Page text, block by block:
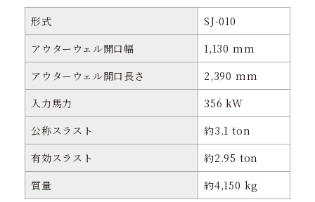
形式
SJ-010
アウターウェル開口幅
1,130 mm
アウターウェル開口長さ
2,390 mm
入力馬力
356 kW
公称スラスト
約3.1 ton
有効スラスト
約2.95 ton
質量
約4,150 kg